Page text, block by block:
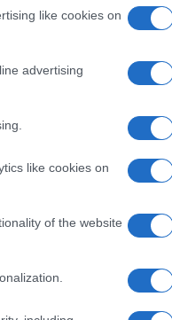
like cookies on
advertising
like cookies on
of the website
brit bulvárlap címlapján.
és maga a
hozná el a
sorrendben, de
is
Harry
nőügyeivel és
és náci